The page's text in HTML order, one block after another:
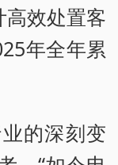
效处置客
年全年累
的深刻变